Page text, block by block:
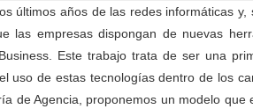
últimos años de las redes informáticas
las empresas dispongan de nuevas
Este trabajo trata de ser una
uso de estas tecnologías dentro de los
de Agencia, proponemos un modelo